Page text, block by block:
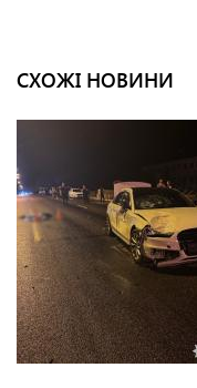
СХОЖІ НОВИНИ